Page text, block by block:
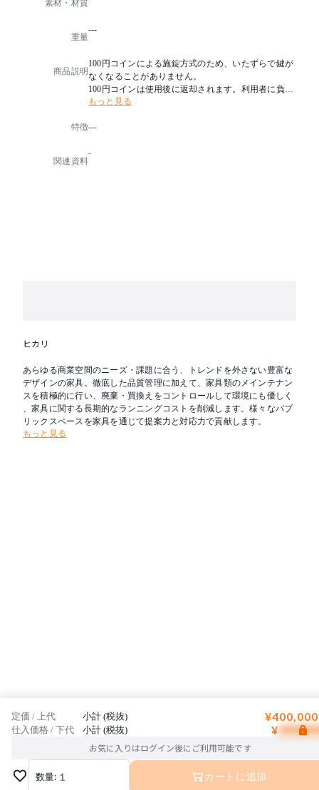
素材・材質
重量
---
商品説明
100円コインによる施錠方式のため、いたずらで鍵が
なくなることがありません。
100円コインは使用後に返却されます。利用者に負担
をかけません。
。
もっと見る
特徴---
関連資料
-
ヒカリ
あらゆる商業空間のニーズ・課題に合う、トレンドを外さない豊富な
デザインの家具。徹底した品質管理に加えて、家具類のメインテナン
スを積極的に行い、廃棄・買換えをコントロールして環境にも優しく
、家具に関する長期的なランニングコストを削減します。様々なパブ
リックスペースを家具を通じて提案力と対応力で貢献します。
もっと見る
定価 / 上代 小計 (税抜)
仕入価格 / 下代 小計 (税抜) ¥
お気に入りはログイン後にご利用可能です
数量: 1 カートに追加